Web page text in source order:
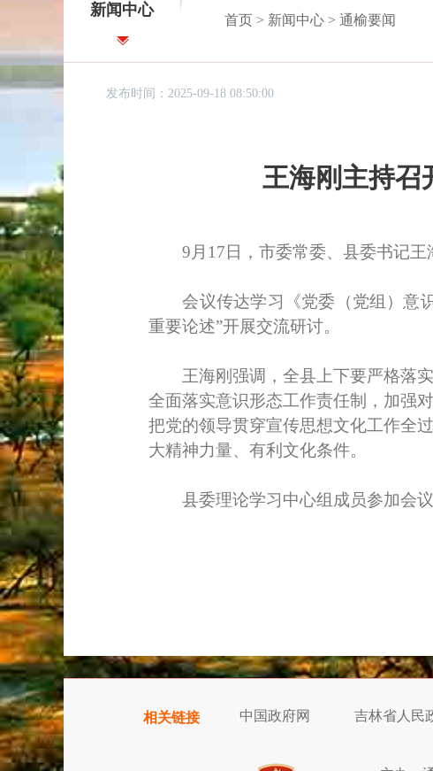
新闻中心
首页 > 新闻中心 > 通榆要闻
发布时间：2025-09-18 08:50:00
王海刚主持召
9月17日，市委常委、县委书记王
会议传达学习《党委（党组）意识
重要论述”开展交流研讨。
王海刚强调，全县上下要严格落实
全面落实意识形态工作责任制，加强
把党的领导贯穿宣传思想文化工作全
大精神力量、有利文化条件。
县委理论学习中心组成员参加会议
相关链接 中国政府网 吉林省人民